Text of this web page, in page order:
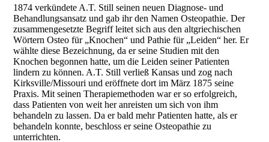
1874 verkündete A.T. Still seinen neuen Diagnose- und
Behandlungsansatz und gab ihr den Namen Osteopathie. Der
zusammengesetzte Begriff leitet sich aus den altgriechischen
Wörtern Osteo für „Knochen“ und Pathie für „Leiden“ her. Er
wählte diese Bezeichnung, da er seine Studien mit den
Knochen begonnen hatte, um die Leiden seiner Patienten
lindern zu können. A.T. Still verließ Kansas und zog nach
Kirksville/Missouri und eröffnete dort im März 1875 seine
Praxis. Mit seinen Therapiemethoden war er so erfolgreich,
dass Patienten von weit her anreisten um sich von ihm
behandeln zu lassen. Da er bald mehr Patienten hatte, als er
behandeln konnte, beschloss er seine Osteopathie zu
unterrichten.